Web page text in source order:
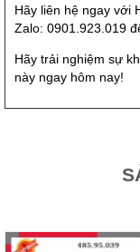
Hãy liên hệ ngay với
Zalo: 0901.923.019
Hãy trải nghiệm sự
này ngay hôm nay!